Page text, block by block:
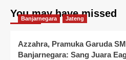
You may have missed
Banjarnegara Jateng
Azzahra, Pramuka Garuda
Banjarnegara: Sang Juara